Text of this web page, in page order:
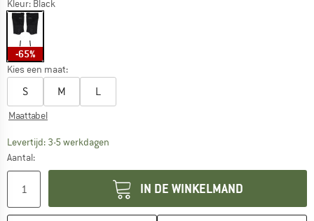
Kleur: Black
-65%
Kies een maat:
S M L
Maattabel
Levertijd: 3-5 werkdagen
Aantal:
IN DE WINKELMAND